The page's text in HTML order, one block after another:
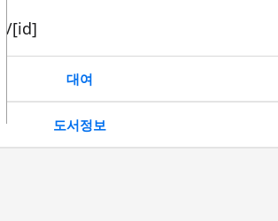
[id]
대여
도서정보